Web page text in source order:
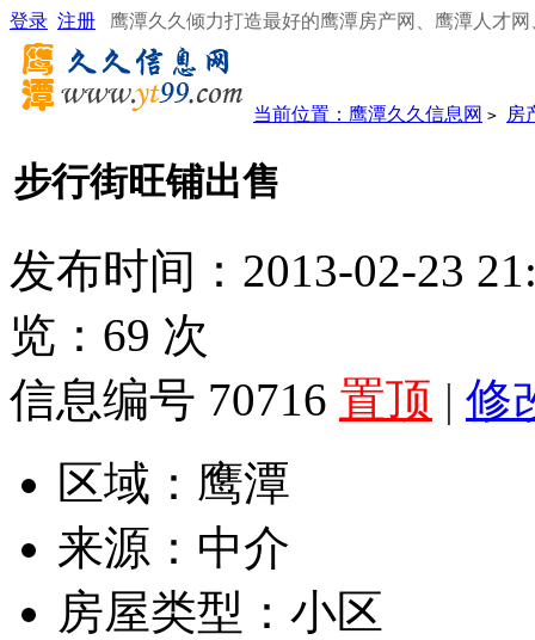
登录 注册 鹰潭久久倾力打造最好的鹰潭房产网、鹰潭人才
当前位置： 鹰潭久久信息网 > 房
步行街旺铺出售
发布时间：2013-02-23
览： 69 次
信息编号 70716 置顶 | 修
区域： 鹰潭
来源： 中介
房屋类型： 小区